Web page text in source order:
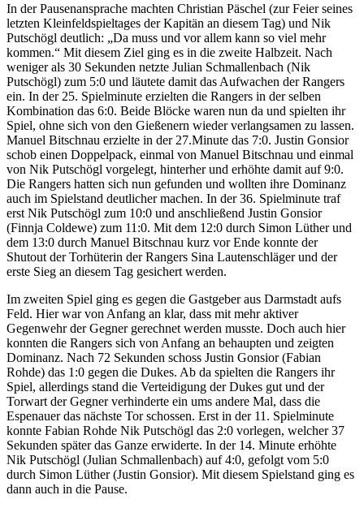
In der Pausenansprache machten Christian Päschel (zur Feier seines
letzten Kleinfeldspieltages der Kapitän an diesem Tag) und Nik
Putschögl deutlich: „Da muss und vor allem kann so viel mehr
kommen.“ Mit diesem Ziel ging es in die zweite Halbzeit. Nach
weniger als 30 Sekunden netzte Julian Schmallenbach (Nik
Putschögl) zum 5:0 und läutete damit das Aufwachen der Rangers
ein. In der 25. Spielminute erzielten die Rangers in der selben
Kombination das 6:0. Beide Blöcke waren nun da und spielten ihr
Spiel, ohne sich von den Gießenern wieder verlangsamen zu lassen.
Manuel Bitschnau erzielte in der 27.Minute das 7:0. Justin Gonsior
schob einen Doppelpack, einmal von Manuel Bitschnau und einmal
von Nik Putschögl vorgelegt, hinterher und erhöhte damit auf 9:0.
Die Rangers hatten sich nun gefunden und wollten ihre Dominanz
auch im Spielstand deutlicher machen. In der 36. Spielminute traf
erst Nik Putschögl zum 10:0 und anschließend Justin Gonsior
(Finnja Coldewe) zum 11:0. Mit dem 12:0 durch Simon Lüther und
dem 13:0 durch Manuel Bitschnau kurz vor Ende konnte der
Shutout der Torhüterin der Rangers Sina Lautenschläger und der
erste Sieg an diesem Tag gesichert werden.
Im zweiten Spiel ging es gegen die Gastgeber aus Darmstadt aufs
Feld. Hier war von Anfang an klar, dass mit mehr aktiver
Gegenwehr der Gegner gerechnet werden musste. Doch auch hier
konnten die Rangers sich von Anfang an behaupten und zeigten
Dominanz. Nach 72 Sekunden schoss Justin Gonsior (Fabian
Rohde) das 1:0 gegen die Dukes. Ab da spielten die Rangers ihr
Spiel, allerdings stand die Verteidigung der Dukes gut und der
Torwart der Gegner verhinderte ein ums andere Mal, dass die
Espenauer das nächste Tor schossen. Erst in der 11. Spielminute
konnte Fabian Rohde Nik Putschögl das 2:0 vorlegen, welcher 37
Sekunden später das Ganze erwiderte. In der 14. Minute erhöhte
Nik Putschögl (Julian Schmallenbach) auf 4:0, gefolgt vom 5:0
durch Simon Lüther (Justin Gonsior). Mit diesem Spielstand ging es
dann auch in die Pause.